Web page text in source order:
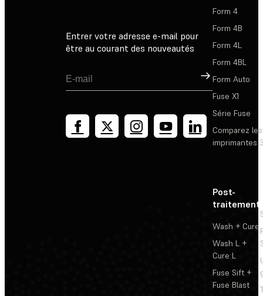
Entrer votre adresse e-mail pour
être au courant des nouveautés
Inscription
Form 4
Form 4B
Form 4L
Form 4BL
Form Auto
Fuse X1
Série Fuse
Comparez les
imprimantes
Post-
traitement
Wash + Cure
Wash L +
Cure L
Fuse Sift +
Fuse Blast